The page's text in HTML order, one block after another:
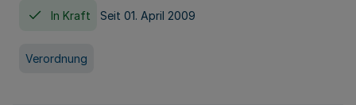
In Kraft Seit 01. April 2009
Verordnung